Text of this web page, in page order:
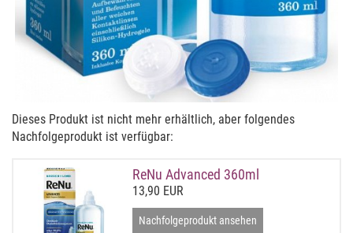
Dieses Produkt ist nicht mehr erhältlich, aber folgendes
Nachfolgeprodukt ist verfügbar:
ReNu Advanced 360ml
13,90 EUR
Nachfolgeprodukt ansehen